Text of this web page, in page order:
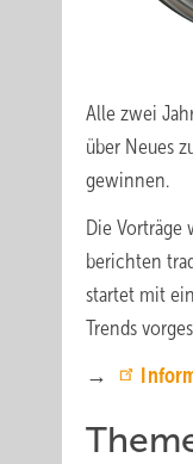
Alle zwei
über Neues
gewinnen.
Die Vorträge
berichten
startet mit
Trends
→